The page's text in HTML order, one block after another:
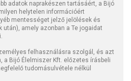
adatok naprakészen tartásáért, a Bijó
helytelen információért
mentességet jelző jelölések és
amely azonban a Te jogaidat
felhasználásra szolgál, és azt
a Bijó Élelmiszer Kft. előzetes írásbeli
tudomásulvétele nélkül